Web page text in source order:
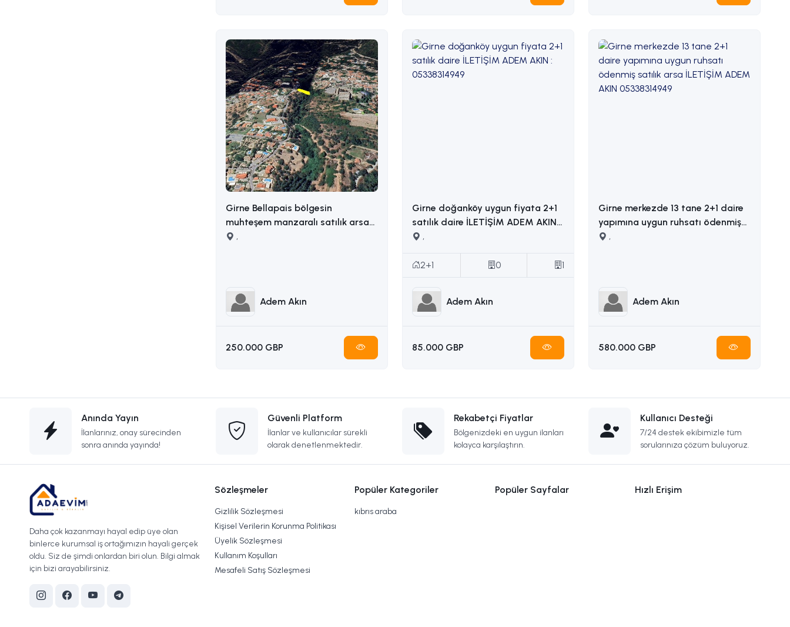
Girne Bellapais bölgesin
muhteşem manzaralı satılık arsa
,
Adem Akın
250.000 GBP
Girne doğanköy uygun fiyata 2+1
satılık daire İLETİŞİM ADEM AKIN :
05338314949
,
2+1 0 1
Adem Akın
85.000 GBP
Girne merkezde 13 tane 2+1 daire
yapımına uygun ruhsatı ödenmiş
satılık arsa İLETİŞİM ADEM AKIN
,
Adem Akın
580.000 GBP
Anında Yayın
İlanlarınız, onay sürecinden
sonra anında yayında!
Güvenli Platform
İlanlar ve kullanıcılar sürekli
olarak denetlenmektedir.
Rekabetçi Fiyatlar
Bölgenizdeki en uygun ilanları
kolayca karşılaştırın.
Kullanıcı Desteği
7/24 destek ekibimizle tüm
sorularınıza çözüm buluyoruz.
Daha çok kazanmayı hayal edip üye olan
binlerce kurumsal iş ortağımızın hayali gerçek
oldu. Siz de şimdi onlardan biri olun. Bilgi almak
için bizi arayabilirsiniz.
Sözleşmeler
Gizlilik Sözleşmesi
Kişisel Verilerin Korunma Politikası
Üyelik Sözleşmesi
Kullanım Koşulları
Mesafeli Satış Sözleşmesi
Popüler Kategoriler
kıbrıs araba
Popüler Sayfalar Hızlı Erişim